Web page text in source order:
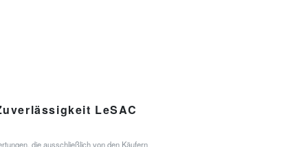
LeSAC
die ausschließlich von den Käufern